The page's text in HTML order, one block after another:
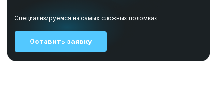
Специализируемся на самых сложных поломках
Оставить заявку